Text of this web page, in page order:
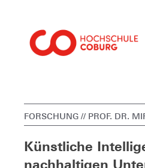
FORSCHUNG // PROF. DR.
Künstliche
nachhaltigen